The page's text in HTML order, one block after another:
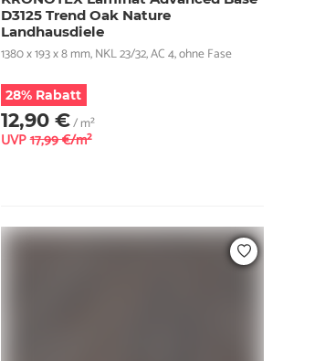
D3125 Trend Oak Nature
Landhausdiele
1380 x 193 x 8 mm, NKL 23/32, AC 4, ohne Fase
28% Rabatt
12,90 €/ m²
UVP 17,99 €/m²